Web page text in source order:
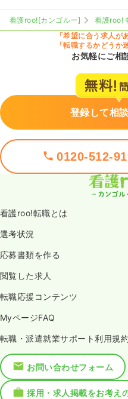
看護roo![カンゴルー] 看護roo!
「希望に合う求人が
「転職するかどうか
お気軽にご相
登録して相
0120-512-
看護roo!転職とは
選考状況
応募書類を作る
閲覧した求人
転職応援コンテンツ
MyページFAQ
転職・派遣就業サポート利用規
お問い合わせフォーム
採用・求人掲載をお考え